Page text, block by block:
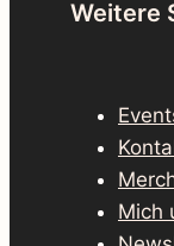
Weitere
Mich